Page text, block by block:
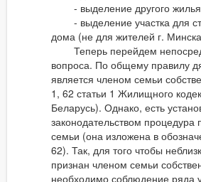
- выделение другого жилья
- выделение участка для
дома (не для жителей г.
Теперь перейдем
вопроса. По общему правилу
является членом семьи
1, 62 статьи 1 Жилищного
Беларусь). Однако, есть
законодательством процедура
семьи (она изложена в
62). Так, для того чтобы
признан членом семьи
необходимо соблюдение ряда